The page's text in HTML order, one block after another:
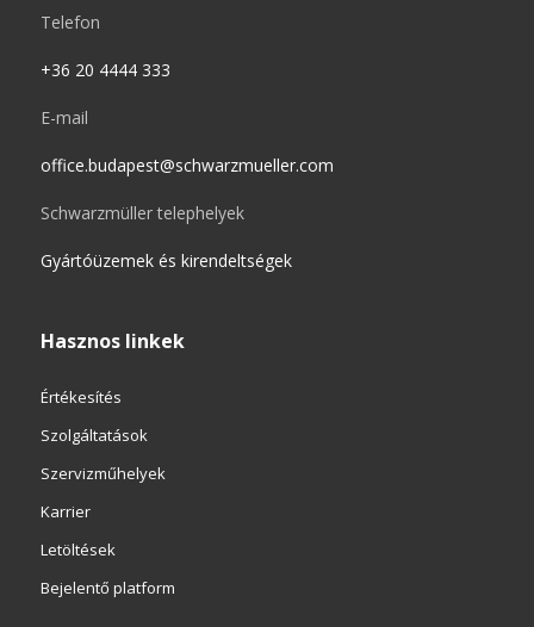
Telefon
+36 20 4444 333
E-mail
office.budapest@schwarzmueller.com
Schwarzmüller telephelyek
Gyártóüzemek és kirendeltségek
Hasznos linkek
Értékesítés
Szolgáltatások
Szervizműhelyek
Karrier
Letöltések
Bejelentő platform